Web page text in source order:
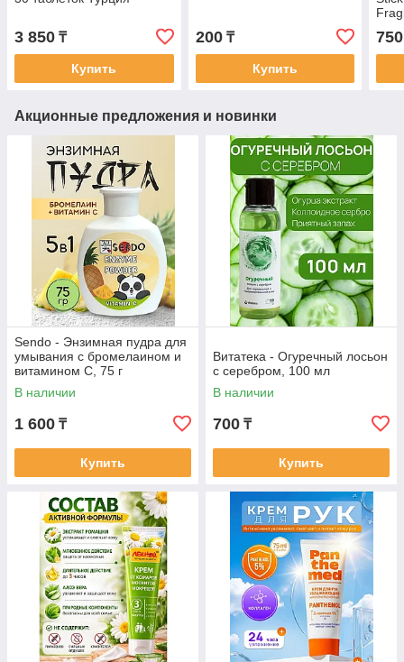
3 850 ₸
Купить
200₸
Купить
750
Акционные предложения и новинки
Sendo - Энзимная пудра для
умывания с бромелаином и
витамином С, 75 г
В наличии
1 600 ₸
Купить
Витатека - Огуречный лосьон
с серебром, 100 мл
В наличии
700 ₸
Купить